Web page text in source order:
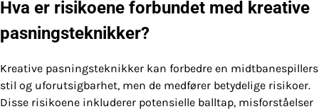
Hva er risikoene forbundet med kreative
pasningsteknikker?
Kreative pasningsteknikker kan forbedre en midtbanespillers
stil og uforutsigbarhet, men de medfører betydelige risikoer.
Disse risikoene inkluderer potensielle balltap, misforståelser